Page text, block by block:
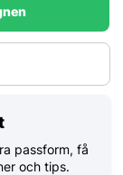
passform, få
och tips.